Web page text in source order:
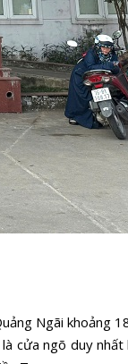
Ngãi khoảng
cửa ngõ duy